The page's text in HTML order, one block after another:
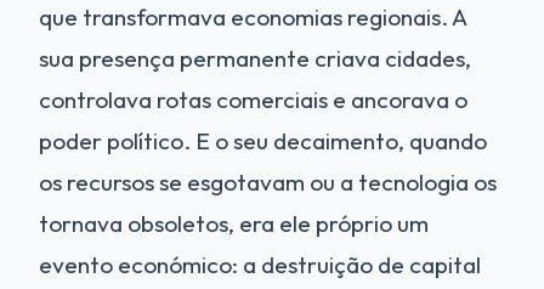
que transformava economias regionais. A
sua presença permanente criava cidades,
controlava rotas comerciais e ancorava o
poder político. E o seu decaimento, quando
os recursos se esgotavam ou a tecnologia os
tornava obsoletos, era ele próprio um
evento económico: a destruição de capital